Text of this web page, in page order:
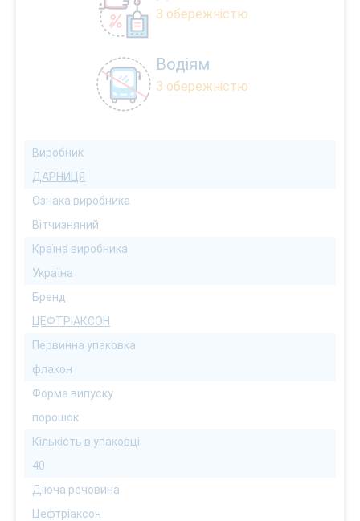
З обережністю
Водіям
З обережністю
Виробник
ДАРНИЦЯ
Ознака виробника
Вітчизняний
Країна виробника
Україна
Бренд
ЦЕФТРІАКСОН
Первинна упаковка
флакон
Форма випуску
порошок
Кількість в упаковці
40
Діюча речовина
Цефтріаксон